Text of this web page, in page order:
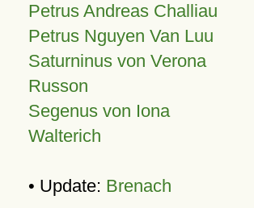
Petrus Andreas Challiau
Petrus Nguyen Van Luu
Saturninus von Verona
Russon
Segenus von Iona
Walterich
• Update: Brenach